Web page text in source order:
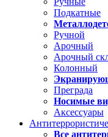
Подкатные
Ручной
Арочный
Арочный
Колонный
Преграда
Носимые
Аксессуары
Все